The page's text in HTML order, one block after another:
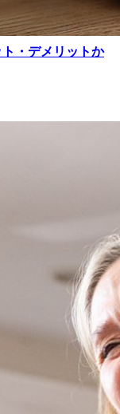
・デメリットか